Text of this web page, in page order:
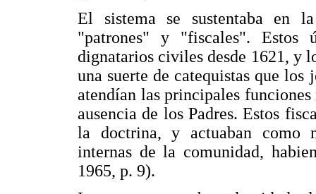
El sistema se sustentaba en
"patrones" y "fiscales". Estos
dignatarios civiles desde 1621, y
una suerte de catequistas que
atendían las principales
ausencia de los Padres. Estos
la doctrina, y actuaban como
internas de la comunidad,
1965, p. 9).